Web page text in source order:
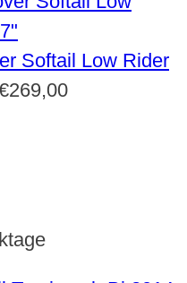
Softail Low Rider
269,00